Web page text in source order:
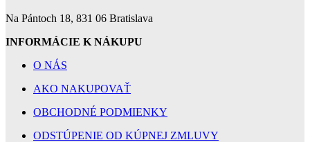
Na Pántoch 18, 831 06 Bratislava
INFORMÁCIE K NÁKUPU
O NÁS
AKO NAKUPOVAŤ
OBCHODNÉ PODMIENKY
ODSTÚPENIE OD KÚPNEJ ZMLUVY